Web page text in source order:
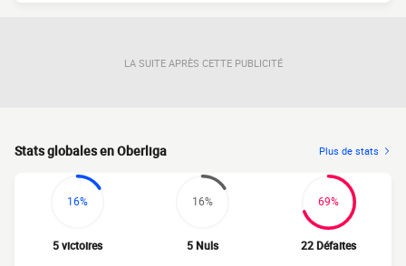
LA SUITE APRÈS CETTE PUBLICITÉ
Stats globales en Oberliga Plus de stats
16%
5 victoires
16%
5 Nuls
69%
22 Défaites